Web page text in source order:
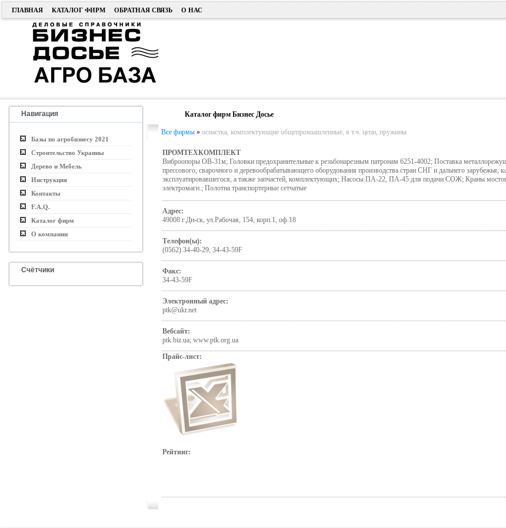
ГЛАВНАЯ КАТАЛОГ ФИРМ ОБРАТНАЯ СВЯЗЬ О НАС
Навигация
Базы по агробизнесу 2021
Строительство Украины
Дерево и Мебель
Инструкция
Контакты
F.A.Q.
Каталог фирм
О компании
Счётчики
Каталог фирм Бизнес Досье
Все фирмы» оснастка, комплектующие общепромышленные, в т.ч. цепи, пружины
ПРОМТЕХКОМПЛЕКТ
Виброопоры ОВ-31м; Головки предохранительные к резьбонарезным патронам 6251-4002; Поставка
прессового, сварочного и деревообрабатывающего оборудования производства стран СНГ и дальнего зарубежья,
эксплуатировавшегося, а также запчастей, комплектующих; Насосы ПА-22, ПА-45 для подачи СОЖ; Краны
электромагн.; Полотна транспортерные сетчатые
Адрес:
49008 г.Дн-ск, ул.Рабочая, 154, корп.1, оф.18
Телефон(ы):
(0562) 34-40-29, 34-43-59F
Факс:
34-43-59F
Электронный адрес:
ptk@ukr.net
Вебсайт:
ptk.biz.ua; www.ptk.org.ua
Прайс-лист:
Рейтинг: